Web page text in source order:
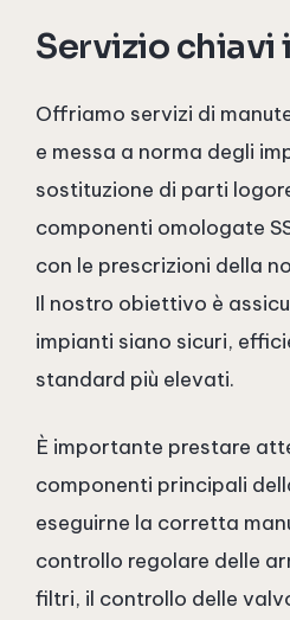
Servizio chiavi
Offriamo servizi di
e messa a norma degli
sostituzione di parti
componenti omologate
con le prescrizioni della
Il nostro obiettivo è
impianti siano sicuri,
standard più elevati.
È importante prestare
componenti principali
eseguirne la corretta
controllo regolare delle
filtri, il controllo delle